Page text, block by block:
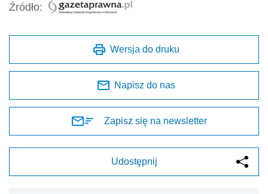
Źródło:
Wersja do druku
Napisz do nas
Zapisz się na newsletter
Udostępnij